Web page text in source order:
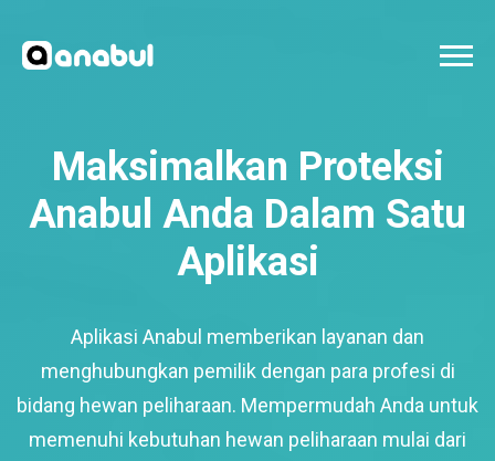
Maksimalkan Proteksi
Anabul Anda Dalam Satu
Aplikasi
Aplikasi Anabul memberikan layanan dan
menghubungkan pemilik dengan para profesi di
bidang hewan peliharaan. Mempermudah Anda untuk
memenuhi kebutuhan hewan peliharaan mulai dari